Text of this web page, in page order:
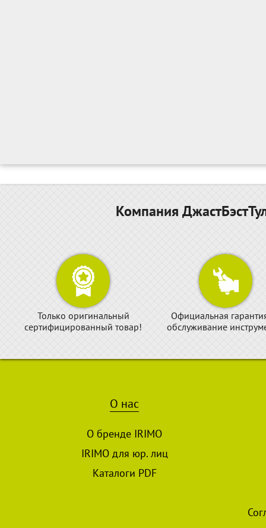
Компания
Только оригинальный
сертифицированный товар!
Официальная
обслуживание
О нас
О бренде IRIMO
IRIMO для юр. лиц
Каталоги PDF